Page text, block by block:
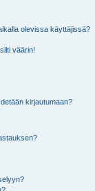
olevissa käyttäjissä?
väärin!
kirjautumaan?